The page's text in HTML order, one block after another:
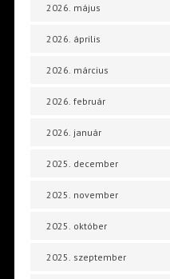
2026. május
2026. április
2026. március
2026. február
2026. január
2025. december
2025. november
2025. október
2025. szeptember